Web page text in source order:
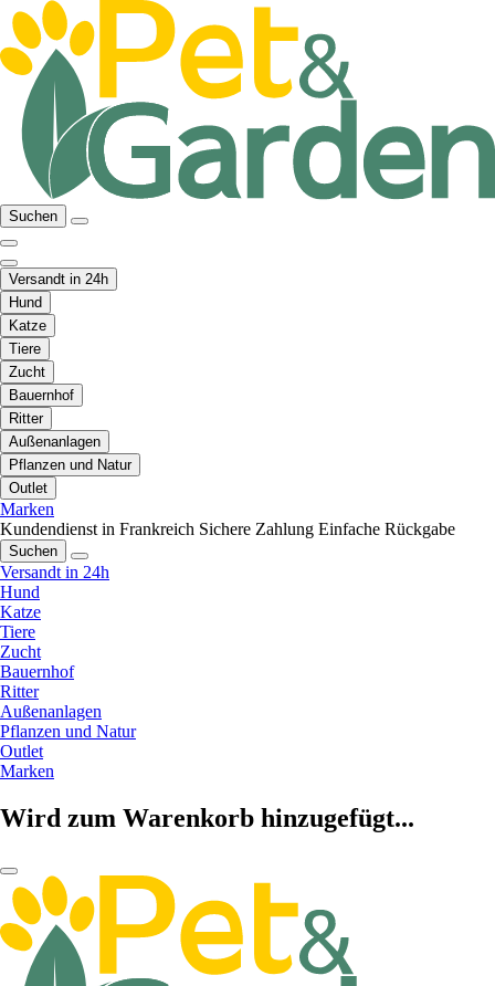
Suchen
Versandt in 24h
Hund
Katze
Tiere
Zucht
Bauernhof
Ritter
Außenanlagen
Pflanzen und Natur
Outlet
Marken
Kundendienst in Frankreich Sichere Zahlung Einfache Rückgabe
Suchen
Versandt in 24h
Hund
Katze
Tiere
Zucht
Bauernhof
Ritter
Außenanlagen
Pflanzen und Natur
Outlet
Marken
Wird zum Warenkorb hinzugefügt...